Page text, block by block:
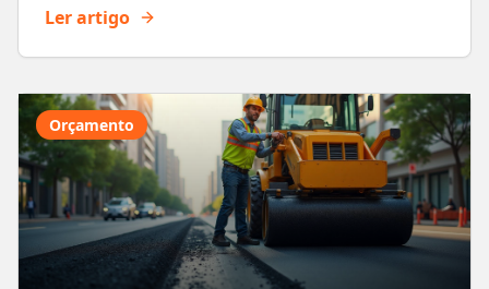
Ler artigo
Orçamento